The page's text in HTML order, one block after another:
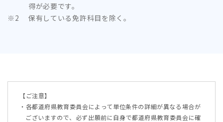
得が必要です。
保有している免許科目を除く。
【ご注意】
・各都道府県教育委員会によって単位条件の詳細が異なる場合が
ございますので、必ず出願前に自身で都道府県教育委員会に確